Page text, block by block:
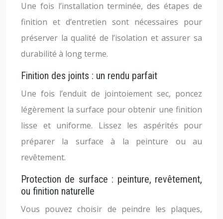
Une fois l’installation terminée, des étapes de
finition et d’entretien sont nécessaires pour
préserver la qualité de l’isolation et assurer sa
durabilité à long terme.
Finition des joints : un rendu parfait
Une fois l’enduit de jointoiement sec, poncez
légèrement la surface pour obtenir une finition
lisse et uniforme. Lissez les aspérités pour
préparer la surface à la peinture ou au
revêtement.
Protection de surface : peinture, revêtement,
ou finition naturelle
Vous pouvez choisir de peindre les plaques,